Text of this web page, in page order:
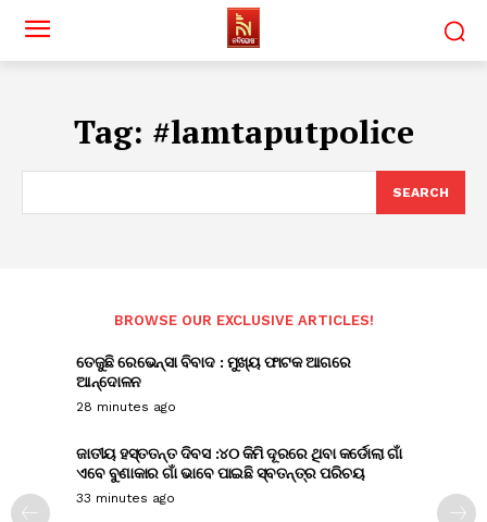
Tag: #lamtaputpolice
SEARCH
BROWSE OUR EXCLUSIVE ARTICLES!
ତେଜୁଛି ରେଭେନ୍ସା ବିବାଦ : ମୁଖ୍ୟ ଫାଟକ ଆଗରେ
ଆନ୍ଦୋଳନ
28 minutes ago
ଜାତୀୟ ହସ୍ତତନ୍ତ ଦିବସ :୪୦ କିମି ଦୂରରେ ଥିବା କର୍ଡୋଲା ଗାଁ
ଏବେ ବୁଣାକାର ଗାଁ ଭାବେ ପାଇଛି ସ୍ବତନ୍ତ୍ର ପରିଚୟ
33 minutes ago